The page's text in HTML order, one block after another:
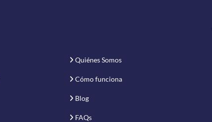
Quiénes Somos
Cómo funciona
Blog
FAQs